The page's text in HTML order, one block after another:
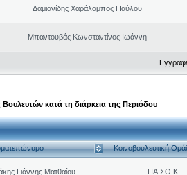
Δαμιανίδης Χαράλαμπος Παύλου
Μπαντουβάς Κωνσταντίνος Ιωάννη
Βουλευτών κατά τη διάρκεια της Περιόδου
Κοινοβουλευτική
Γιάννης Ματθαίου ΠΑ.ΣΟ.Κ.